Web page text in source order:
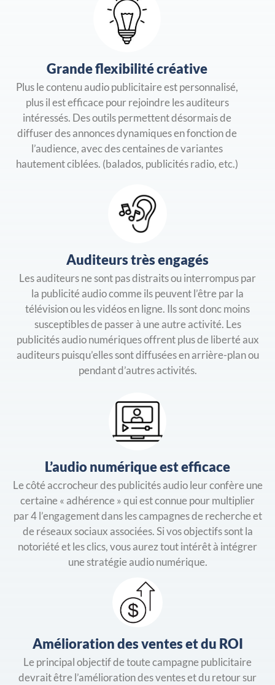
Grande flexibilité créative
Plus le contenu audio publicitaire est personnalisé,
plus il est efficace pour rejoindre les auditeurs
intéressés. Des outils permettent désormais de
diffuser des annonces dynamiques en fonction de
l’audience, avec des centaines de variantes
hautement ciblées. (balados, publicités radio, etc.)
Auditeurs très engagés
Les auditeurs ne sont pas distraits ou interrompus par
la publicité audio comme ils peuvent l’être par la
télévision ou les vidéos en ligne. Ils sont donc moins
susceptibles de passer à une autre activité. Les
publicités audio numériques offrent plus de liberté aux
auditeurs puisqu’elles sont diffusées en arrière-plan ou
pendant d’autres activités.
L’audio numérique est efficace
Le côté accrocheur des publicités audio leur confère une
certaine « adhérence » qui est connue pour multiplier
par 4 l’engagement dans les campagnes de recherche et
de réseaux sociaux associées. Si vos objectifs sont la
notoriété et les clics, vous aurez tout intérêt à intégrer
une stratégie audio numérique.
Amélioration des ventes et du ROI
Le principal objectif de toute campagne publicitaire
devrait être l’amélioration des ventes et du retour sur